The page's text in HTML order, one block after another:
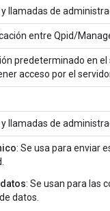
llamadas de
entre Qpid/
predeterminado en
acceso por el
llamadas de
: Se usa para enviar
: Se usan para las
datos.